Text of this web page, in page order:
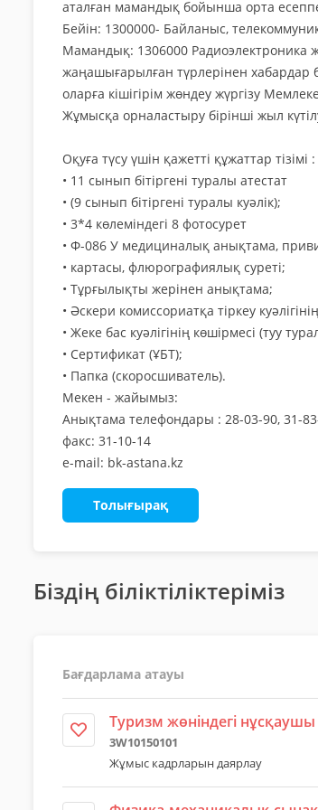
аталған мамандық бойынша орта
Бейін: 1300000- Байланыс,
Мамандық: 1306000 Радиоэлектроника
жаңашығарылған түрлерінен
оларға кішігірім жөндеу жүргізу
Жұмысқа орналастыру бірінші жыл
Оқуға түсу үшін қажетті құжаттар тізімі :
• 11 сынып бітіргені туралы атестат
• (9 сынып бітіргені туралы куәлік);
• 3*4 көлеміндегі 8 фотосурет
• Ф-086 У медициналық анықтама,
• картасы, флюрографиялық суреті;
• Тұрғылықты жерінен анықтама;
• Әскери комиссориатқа тіркеу
• Жеке бас куәлігінің көшірмесі (туу
• Сертификат (ҰБТ);
• Папка (скоросшиватель).
Мекен - жайымыз:
Анықтама телефондары : 28-03-90, 31-
факс: 31-10-14
e-mail: bk-astana.kz
Толығырақ
Біздің біліктіліктеріміз
Бағдарлама атауы
Туризм жөніндегі нұсқаушы
3W10150101
Жұмыс кадрларын даярлау